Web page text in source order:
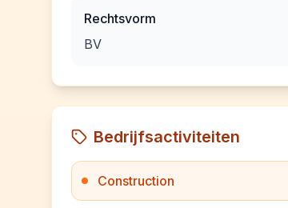
Rechtsvorm
BV
Bedrijfsactiviteiten
Construction